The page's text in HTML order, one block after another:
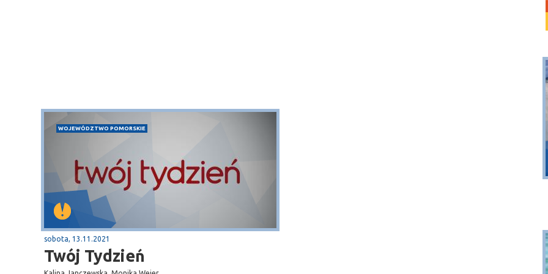
WOJEWÓDZTWO POMORSKIE
sobota, 13.11.2021
Twój Tydzień
Przystań, molo